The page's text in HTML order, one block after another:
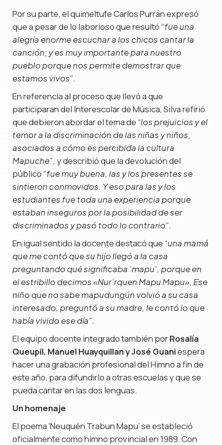
Por su parte, el quimeltufe Carlos Purrán expresó
que a pesar de lo laborioso que resultó “fue una
alegría enorme escuchar a los chicos cantar la
canción; y es muy importante para nuestro
pueblo porque nos permite demostrar que
estamos vivos”.
En referencia al proceso que llevó a que
participaran del Interescolar de Música, Silva refirió
que debieron abordar el tema de “los prejuicios y el
temor a la discriminación de las niñas y niños,
asociados a cómo es percibida la cultura
Mapuche”, y describió que la devolución del
público “fue muy buena, las y los presentes se
sintieron conmovidos. Y eso para las y los
estudiantes fue toda una experiencia porque
estaban inseguros por la posibilidad de ser
discriminados y pasó todo lo contrario”.
En igual sentido la docente destacó que “una mamá
que me contó que su hijo llegó a la casa
preguntando qué significaba ‘mapu’, porque en
el estribillo decimos «Nur’rquen Mapu Mapu». Ese
niño que no sabe mapudungún volvió a su casa
interesado, preguntó a su madre, le contó lo que
había vivido ese día”.
El equipo docente integrado también porRosalía
Queupil, Manuel Huayquillan y José Guaniespera
hacer una grabación profesional del Himno a fin de
este año, para difundirlo a otras escuelas y que se
pueda cantar en las dos lenguas.
Un homenaje
El poema ‘Neuquén Trabun Mapu’ se estableció
oficialmente como himno provincial en 1989. Con